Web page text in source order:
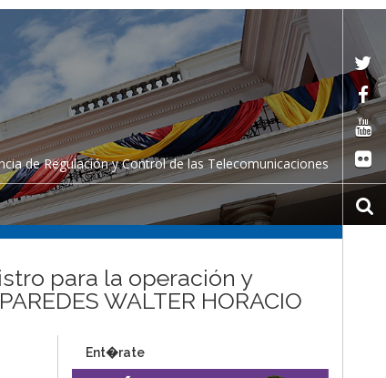
de Regulación y Control de las Telecomunicaciones
para la operación y
WALTER HORACIO
Ent�rate